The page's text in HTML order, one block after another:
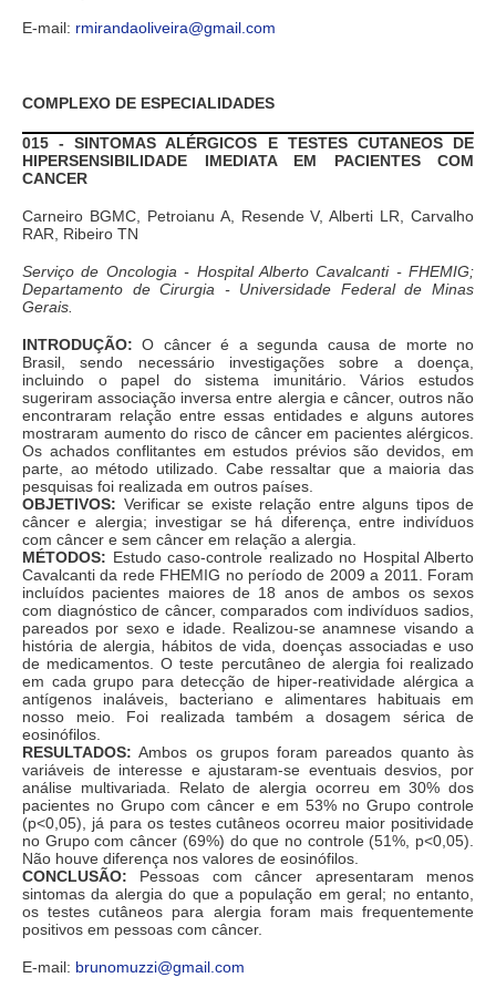
E-mail: rmirandaoliveira@gmail.com
COMPLEXO DE ESPECIALIDADES
015 - SINTOMAS ALÉRGICOS E TESTES CUTANEOS DE
HIPERSENSIBILIDADE IMEDIATA EM PACIENTES COM
CANCER
Carneiro BGMC, Petroianu A, Resende V, Alberti LR, Carvalho
RAR, Ribeiro TN
Serviço de Oncologia - Hospital Alberto Cavalcanti - FHEMIG;
Departamento de Cirurgia - Universidade Federal de Minas
Gerais.
INTRODUÇÃO: O câncer é a segunda causa de morte no
Brasil, sendo necessário investigações sobre a doença,
incluindo o papel do sistema imunitário. Vários estudos
sugeriram associação inversa entre alergia e câncer, outros não
encontraram relação entre essas entidades e alguns autores
mostraram aumento do risco de câncer em pacientes alérgicos.
Os achados conflitantes em estudos prévios são devidos, em
parte, ao método utilizado. Cabe ressaltar que a maioria das
pesquisas foi realizada em outros países.
OBJETIVOS: Verificar se existe relação entre alguns tipos de
câncer e alergia; investigar se há diferença, entre indivíduos
com câncer e sem câncer em relação a alergia.
MÉTODOS: Estudo caso-controle realizado no Hospital Alberto
Cavalcanti da rede FHEMIG no período de 2009 a 2011. Foram
incluídos pacientes maiores de 18 anos de ambos os sexos
com diagnóstico de câncer, comparados com indivíduos sadios,
pareados por sexo e idade. Realizou-se anamnese visando a
história de alergia, hábitos de vida, doenças associadas e uso
de medicamentos. O teste percutâneo de alergia foi realizado
em cada grupo para detecção de hiper-reatividade alérgica a
antígenos inaláveis, bacteriano e alimentares habituais em
nosso meio. Foi realizada também a dosagem sérica de
eosinófilos.
RESULTADOS: Ambos os grupos foram pareados quanto às
variáveis de interesse e ajustaram-se eventuais desvios, por
análise multivariada. Relato de alergia ocorreu em 30% dos
pacientes no Grupo com câncer e em 53% no Grupo controle
(p<0,05), já para os testes cutâneos ocorreu maior positividade
no Grupo com câncer (69%) do que no controle (51%, p<0,05).
Não houve diferença nos valores de eosinófilos.
CONCLUSÃO: Pessoas com câncer apresentaram menos
sintomas da alergia do que a população em geral; no entanto,
os testes cutâneos para alergia foram mais frequentemente
positivos em pessoas com câncer.
E-mail: brunomuzzi@gmail.com